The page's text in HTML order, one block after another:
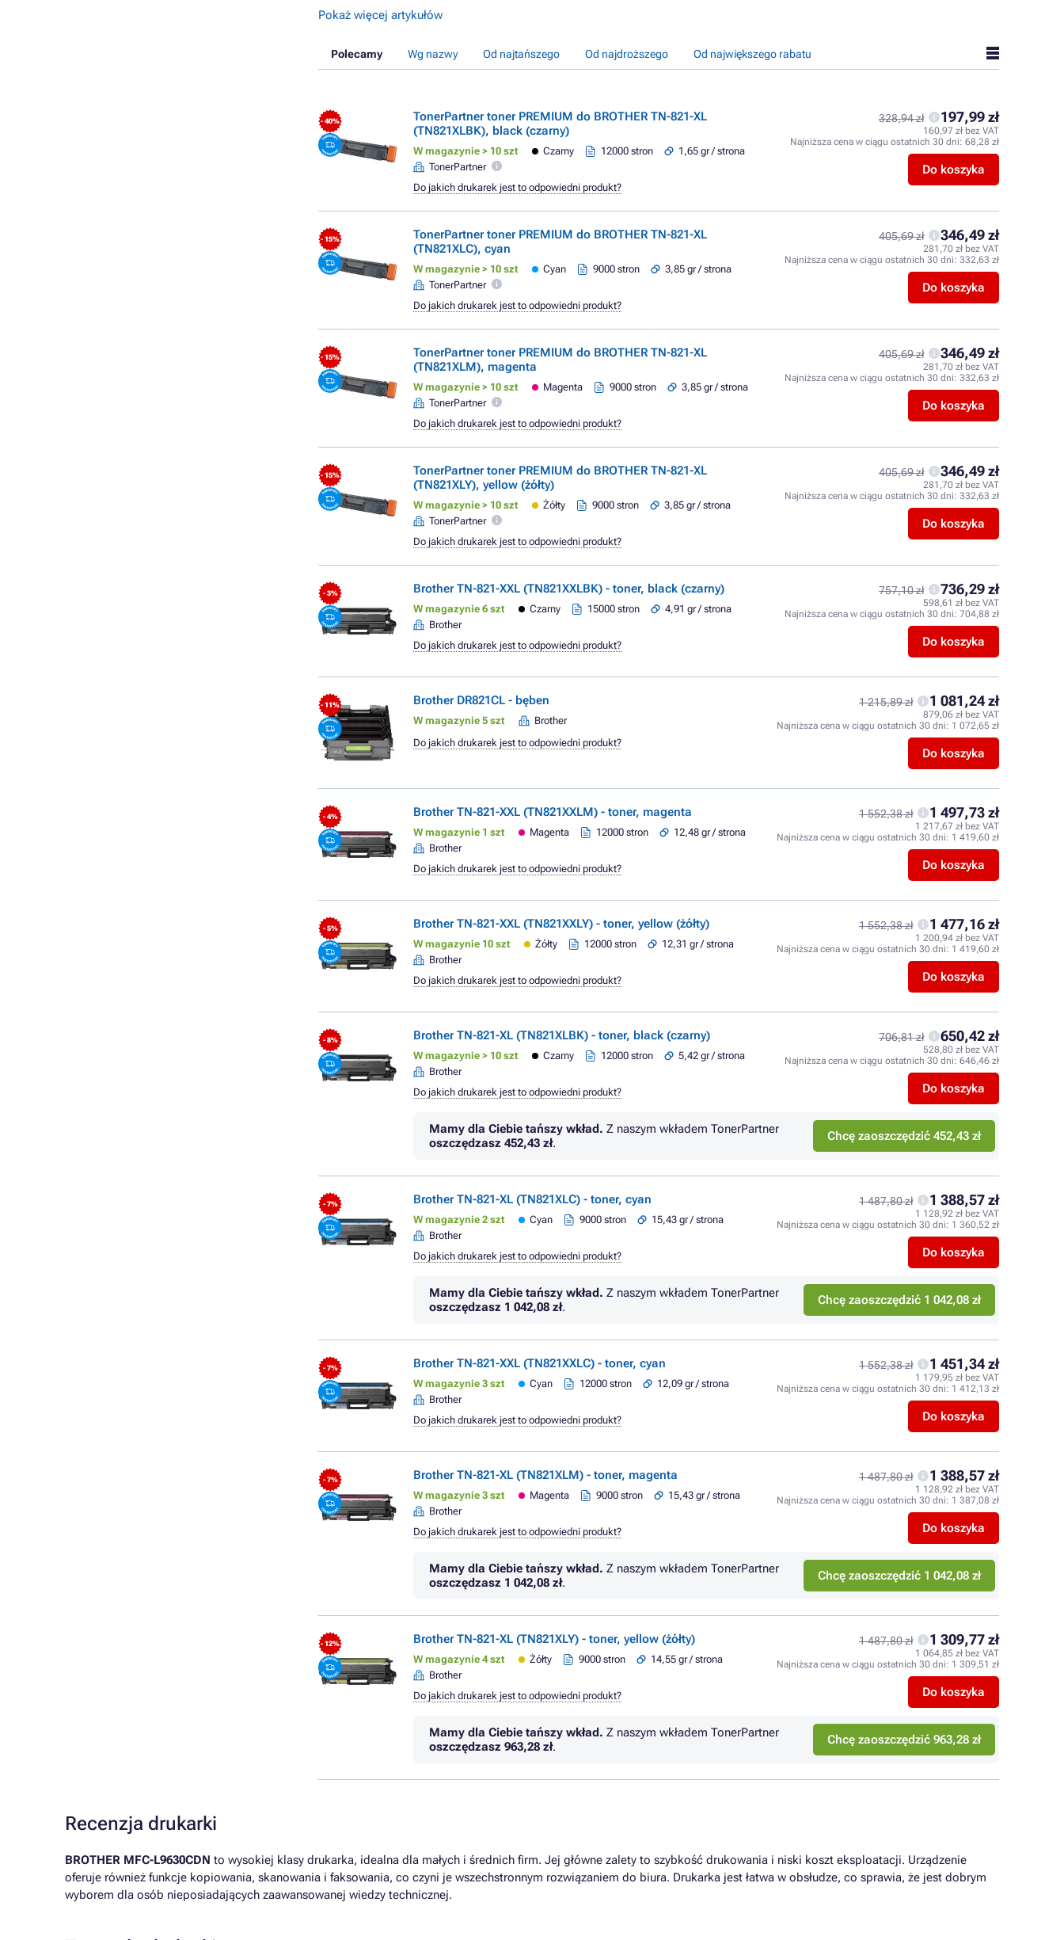
Pokaż więcej artykułów
Polecamy Wg nazwy Od najtańszego Od najdroższego Od największego rabatu
- 40%
TonerPartner toner PREMIUM do BROTHER TN-821-XL
(TN821XLBK), black (czarny)
W magazynie > 10 szt Czarny 12000 stron
1,65 gr / strona
TonerPartner
328,94 zł 197,99 zł
160,97 zł bez VAT
Najniższa cena w ciągu ostatnich 30 dni: 68,28 zł
Do koszyka
Do jakich drukarek jest to odpowiedni produkt?
- 15%
TonerPartner toner PREMIUM do BROTHER TN-821-XL
(TN821XLC), cyan
W magazynie > 10 szt Cyan 9000 stron
3,85 gr / strona
TonerPartner
405,69 zł 346,49 zł
281,70 zł bez VAT
Najniższa cena w ciągu ostatnich 30 dni: 332,63 zł
Do koszyka
Do jakich drukarek jest to odpowiedni produkt?
- 15%
TonerPartner toner PREMIUM do BROTHER TN-821-XL
(TN821XLM), magenta
W magazynie > 10 szt Magenta 9000 stron
3,85 gr / strona
TonerPartner
405,69 zł 346,49 zł
281,70 zł bez VAT
Najniższa cena w ciągu ostatnich 30 dni: 332,63 zł
Do koszyka
Do jakich drukarek jest to odpowiedni produkt?
- 15%
TonerPartner toner PREMIUM do BROTHER TN-821-XL
(TN821XLY), yellow (żółty)
W magazynie > 10 szt Żółty 9000 stron
3,85 gr / strona
TonerPartner
405,69 zł 346,49 zł
281,70 zł bez VAT
Najniższa cena w ciągu ostatnich 30 dni: 332,63 zł
Do koszyka
Do jakich drukarek jest to odpowiedni produkt?
- 3% Brother TN-821-XXL (TN821XXLBK) - toner, black (czarny)
W magazynie 6 szt Czarny 15000 stron
4,91 gr / strona
Brother
757,10 zł 736,29 zł
598,61 zł bez VAT
Najniższa cena w ciągu ostatnich 30 dni: 704,88 zł
Do koszyka
Do jakich drukarek jest to odpowiedni produkt?
- 11% Brother DR821CL - bęben
W magazynie 5 szt Brother
1 215,89 zł 1 081,24 zł
879,06 zł bez VAT
Najniższa cena w ciągu ostatnich 30 dni: 1 072,65 zł
Do koszyka
Do jakich drukarek jest to odpowiedni produkt?
- 4% Brother TN-821-XXL (TN821XXLM) - toner, magenta
W magazynie 1 szt Magenta 12000 stron
12,48 gr / strona
Brother
1 552,38 zł 1 497,73 zł
1 217,67 zł bez VAT
Najniższa cena w ciągu ostatnich 30 dni: 1 419,60 zł
Do koszyka
Do jakich drukarek jest to odpowiedni produkt?
- 5% Brother TN-821-XXL (TN821XXLY) - toner, yellow (żółty)
W magazynie 10 szt Żółty 12000 stron
12,31 gr / strona
Brother
1 552,38 zł 1 477,16 zł
1 200,94 zł bez VAT
Najniższa cena w ciągu ostatnich 30 dni: 1 419,60 zł
Do koszyka
Do jakich drukarek jest to odpowiedni produkt?
- 8% Brother TN-821-XL (TN821XLBK) - toner, black (czarny)
W magazynie > 10 szt Czarny 12000 stron
5,42 gr / strona
Brother
706,81 zł 650,42 zł
528,80 zł bez VAT
Najniższa cena w ciągu ostatnich 30 dni: 646,46 zł
Do koszyka
Do jakich drukarek jest to odpowiedni produkt?
Mamy dla Ciebie tańszy wkład. Z naszym wkładem TonerPartner
oszczędzasz 452,43 zł. Chcę zaoszczędzić 452,43 zł
- 7% Brother TN-821-XL (TN821XLC) - toner, cyan
W magazynie 2 szt Cyan 9000 stron
15,43 gr / strona
Brother
1 487,80 zł 1 388,57 zł
1 128,92 zł bez VAT
Najniższa cena w ciągu ostatnich 30 dni: 1 360,52 zł
Do koszyka
Do jakich drukarek jest to odpowiedni produkt?
Mamy dla Ciebie tańszy wkład. Z naszym wkładem TonerPartner
oszczędzasz 1 042,08 zł. Chcę zaoszczędzić 1 042,08 zł
- 7% Brother TN-821-XXL (TN821XXLC) - toner, cyan
W magazynie 3 szt Cyan 12000 stron
12,09 gr / strona
Brother
1 552,38 zł 1 451,34 zł
1 179,95 zł bez VAT
Najniższa cena w ciągu ostatnich 30 dni: 1 412,13 zł
Do koszyka
Do jakich drukarek jest to odpowiedni produkt?
- 7% Brother TN-821-XL (TN821XLM) - toner, magenta
W magazynie 3 szt Magenta 9000 stron
15,43 gr / strona
Brother
1 487,80 zł 1 388,57 zł
1 128,92 zł bez VAT
Najniższa cena w ciągu ostatnich 30 dni: 1 387,08 zł
Do koszyka
Do jakich drukarek jest to odpowiedni produkt?
Mamy dla Ciebie tańszy wkład. Z naszym wkładem TonerPartner
oszczędzasz 1 042,08 zł. Chcę zaoszczędzić 1 042,08 zł
- 12% Brother TN-821-XL (TN821XLY) - toner, yellow (żółty)
W magazynie 4 szt Żółty 9000 stron
14,55 gr / strona
Brother
1 487,80 zł 1 309,77 zł
1 064,85 zł bez VAT
Najniższa cena w ciągu ostatnich 30 dni: 1 309,51 zł
Do koszyka
Do jakich drukarek jest to odpowiedni produkt?
Mamy dla Ciebie tańszy wkład. Z naszym wkładem TonerPartner
oszczędzasz 963,28 zł. Chcę zaoszczędzić 963,28 zł
Recenzja drukarki
BROTHER MFC-L9630CDN to wysokiej klasy drukarka, idealna dla małych i średnich firm. Jej główne zalety to szybkość drukowania i niski koszt eksploatacji. Urządzenie
oferuje również funkcje kopiowania, skanowania i faksowania, co czyni je wszechstronnym rozwiązaniem do biura. Drukarka jest łatwa w obsłudze, co sprawia, że jest dobrym
wyborem dla osób nieposiadających zaawansowanej wiedzy technicznej.